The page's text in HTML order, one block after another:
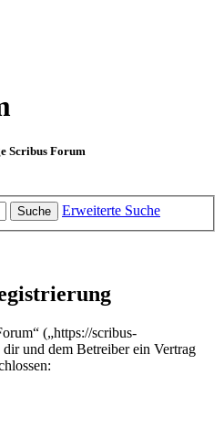
Scribus Forum
Suche Erweiterte Suche
(„https://scribus-
und dem Betreiber ein Vertrag